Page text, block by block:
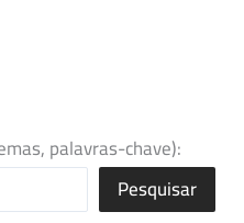
palavras-chave):
Pesquisar